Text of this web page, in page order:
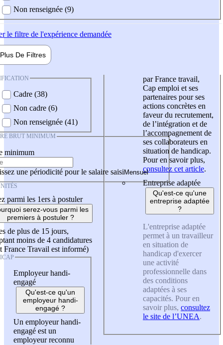
Non renseignée (9)
le filtre de l'expérience demandée
Plus De Filtres
Cadre (38)
Non cadre (6)
Non renseignée (41)
BRUT MINIMUM
minimum
une périodicité pour le salaire saisi
parmi les 1ers à postuler
serez-vous parmi les
premiers à postuler ?
de plus de 15 jours,
moins de 4 candidatures
France Travail est informé)
Employeur handi-
engagé
Qu'est-ce qu'un
employeur handi-
engagé ?
Un employeur handi-
engagé est un
employeur reconnu
par France travail,
Cap emploi et ses
partenaires pour ses
actions concrètes en
faveur du recrutement,
de l’intégration et de
l’accompagnement de
ses collaborateurs en
situation de handicap.
Pour en savoir plus,
consultez cet article.
Entreprise adaptée
Qu'est-ce qu'une
entreprise adaptée
?
L'entreprise adaptée
permet à un travailleur
en situation de
handicap d'exercer
une activité
professionnelle dans
des conditions
adaptées à ses
capacités. Pour en
savoir plus, consultez
le site de l’UNEA.